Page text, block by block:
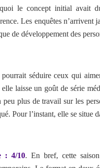
le concept initial avait
Les enquêtes n’arrivent
de développement des
pourrait séduire ceux qui
elle laisse un goût de série
peu plus de travail sur les
Pour l’instant, elle se situe
: 4/10. En bref, cette